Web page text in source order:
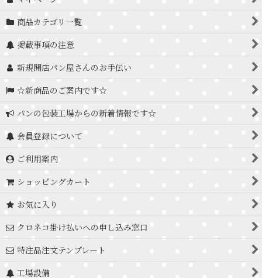
商品カテゴリ一覧
掲載事項の注意
新規開店パン屋さんのお手伝い
☆新商品のご案内です☆
パンの包装工場からの新着情報です☆
会員登録について
ご利用案内
ショッピングカート
お気に入り
クロネコ掛け払いへの申し込み窓口
特注品注文テンプレート
工場設備